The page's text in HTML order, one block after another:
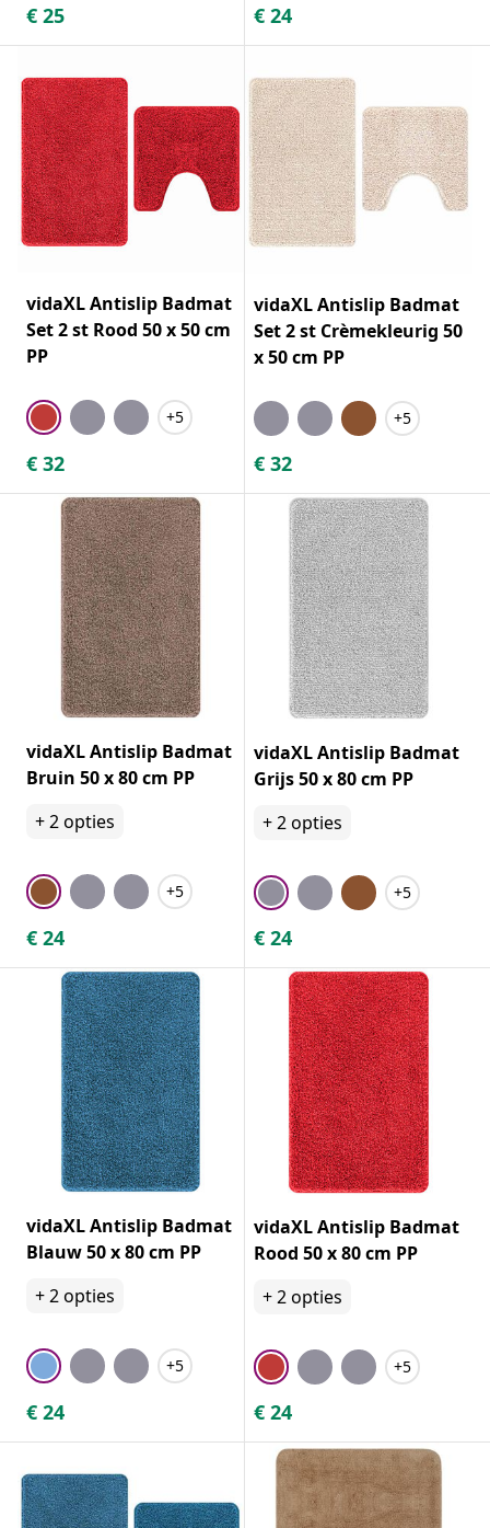
€ 25 € 24
vidaXL Antislip Badmat
Set 2 st Rood 50 x 50 cm
PP
+5
€ 32
vidaXL Antislip Badmat
Set 2 st Crèmekleurig 50
x 50 cm PP
+5
€ 32
vidaXL Antislip Badmat
Bruin 50 x 80 cm PP
+2opties
+5
€ 24
vidaXL Antislip Badmat
Grijs 50 x 80 cm PP
+2opties
+5
€ 24
vidaXL Antislip Badmat
Blauw 50 x 80 cm PP
+2opties
+5
€ 24
vidaXL Antislip Badmat
Rood 50 x 80 cm PP
+2opties
+5
€ 24